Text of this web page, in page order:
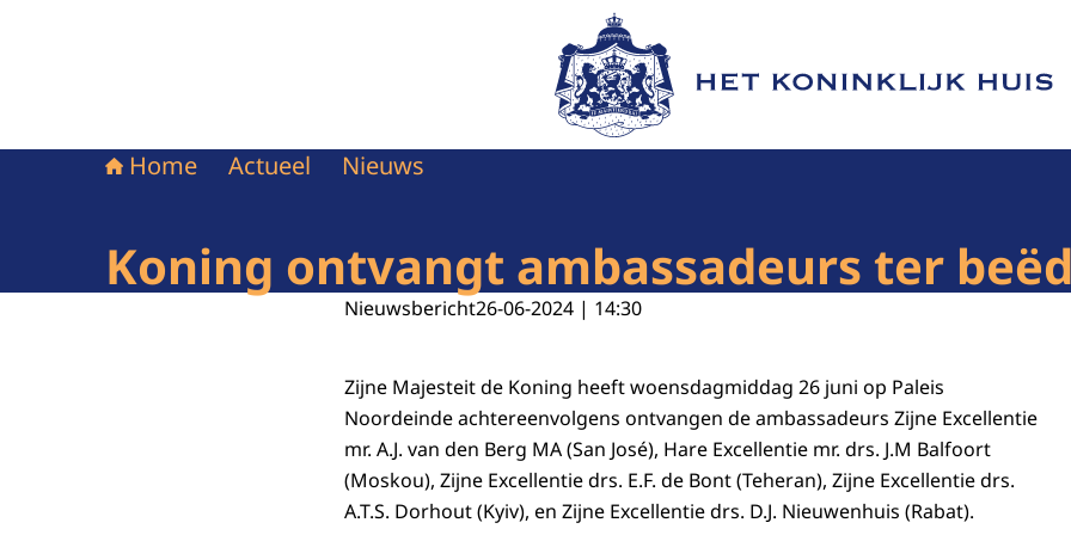
Naar de homepage van Het Koninklijk Huis
Home Actueel Nieuws
Koning ontvangt ambassadeurs ter
Nieuwsbericht26-06-2024 | 14:30
Zijne Majesteit de Koning heeft woensdagmiddag 26 juni op Paleis
Noordeinde achtereenvolgens ontvangen de ambassadeurs Zijne Excellentie
mr. A.J. van den Berg MA (San José), Hare Excellentie mr. drs. J.M Balfoort
(Moskou), Zijne Excellentie drs. E.F. de Bont (Teheran), Zijne Excellentie drs.
A.T.S. Dorhout (Kyiv), en Zijne Excellentie drs. D.J. Nieuwenhuis (Rabat).